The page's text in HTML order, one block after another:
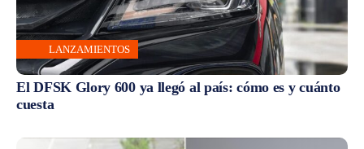
LANZAMIENTOS
El DFSK Glory 600 ya llegó al país: cómo es y cuánto
cuesta